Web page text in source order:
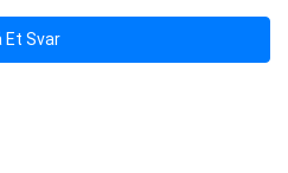
Et Svar